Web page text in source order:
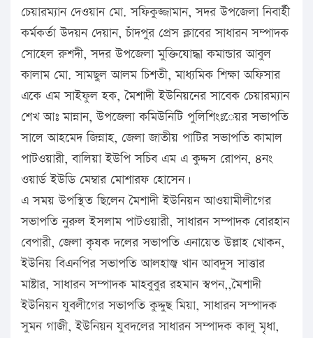
চেয়ারম্যান দেওয়ান মো. সফিকুজ্জামান, সদর উপজেলা নিবার্হী
কর্মকর্তা উদয়ন দেয়ান, চাঁদপুর প্রেস ক্লাবের সাধারন সম্পাদক
সোহেল রুশদী, সদর উপজেলা মুক্তিযোদ্ধা কমান্ডার আবুল
কালাম মো. সামছুল আলম চিশতী, মাধ্যমিক শিক্ষা অফিসার
একে এম সাইফুল হক, মৈশাদী ইউনিয়নের সাবেক চেয়ারম্যান
শেখ আঃ মান্নান, উপজেলা কমিউনিটি পুলিশিংঃেয়র সভাপতি
সালে আহমেদ জিন্নাহ, জেলা জাতীয় পাটির সভাপতি কামাল
পাটওয়ারী, বালিয়া ইউপি সচিব এম এ কুদ্দস রোপন, ৪নং
ওয়ার্ড ইউডি মেম্বার মোশারফ হোসেন।
এ সময় উপস্থিত ছিলেন মৈশাদী ইউনিয়ন আওয়ামীলীগের
সভাপতি নুরুল ইসলাম পাটওয়ারী, সাধারন সম্পাদক বোরহান
বেপারী, জেলা কৃষক দলের সভাপতি এনায়েত উল্লাহ খোকন,
ইউনিয় বিএনপির সভাপতি আলহাজ্ব খান আবদুস সাত্তার
মাষ্টার, সাধারন সম্পাদক মাহবুবুর রহমান স্বপন,,মৈশাদী
ইউনিয়ন যুবলীগের সভাপতি কুদ্দুছ মিয়া, সাধারন সম্পাদক
সুমন গাজী, ইউনিয়ন যুবদলের সাধারন সম্পাদক কালু মৃধা,